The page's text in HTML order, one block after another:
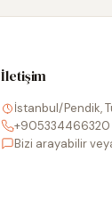
İletişim
İstanbul/Pendik,
+905334466320
Bizi arayabilir